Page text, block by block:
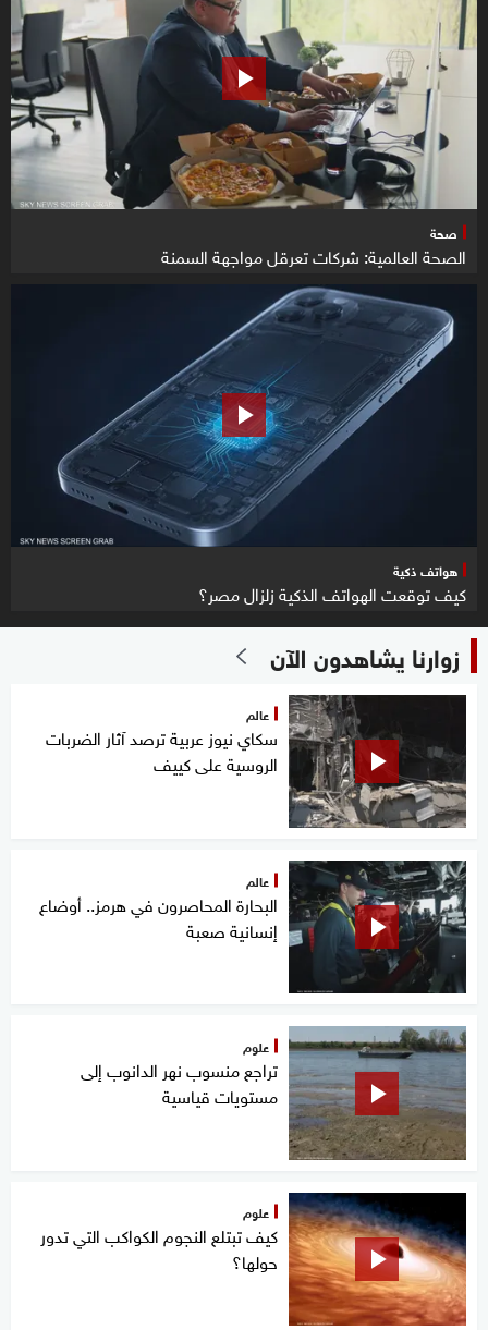
صحة
الصحة العالمية: شركات تعرقل مواجهة السمنة
هواتف ذكية
كيف توقعت الهواتف الذكية زلزال مصر؟
زوارنا يشاهدون الآن
عالم
سكاي نيوز عربية ترصد آثار الضربات
الروسية على كييف
عالم
البحارة المحاصرون في هرمز.. أوضاع
إنسانية صعبة
علوم
تراجع منسوب نهر الدانوب إلى
مستويات قياسية
علوم
كيف تبتلع النجوم الكواكب التي تدور
حولها؟